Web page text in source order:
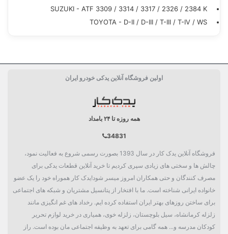
SUZUKI - ATF 3309 / 3314 / 3317 / 2326 / 2384 K
TOYOTA - D-II / D-III / T-III / T-IV / WS
4 لیتر
روغن و روان کننده
اولین فروشگاه آنلاین یدکی خودرو ایران
همه روزه تا ۲۴ بامداد
34831
فروشگاه آنلاین یدک کار در سال 1393 بصورت رسمی شروع به فعالیت نمود،
چالش ها و سختی های زیادی سپری کردیم تا خرید آنلاین قطعات یدکی برای
مصرف کنندگان و حتی همکاران امروز میسر شود!یدک کار هموراه خود را یک عضو
خانواده ایرانی شناخته است. ما با افتخار از پتانسیل مشتریان و شبکه های اجتماعی
برای ساختن روزهای بهتر ایران استفاده کرده ایم. رخداد های غم انگیزی مانند
زلزله کرمانشاه، سیل بلوچستان، زلزله خوی، همیاری در خرید لوازم تحریر
کودکان مدرسه و... همه گامی برای تعهد به وظیفه اجتماعی مان بوده است. راز